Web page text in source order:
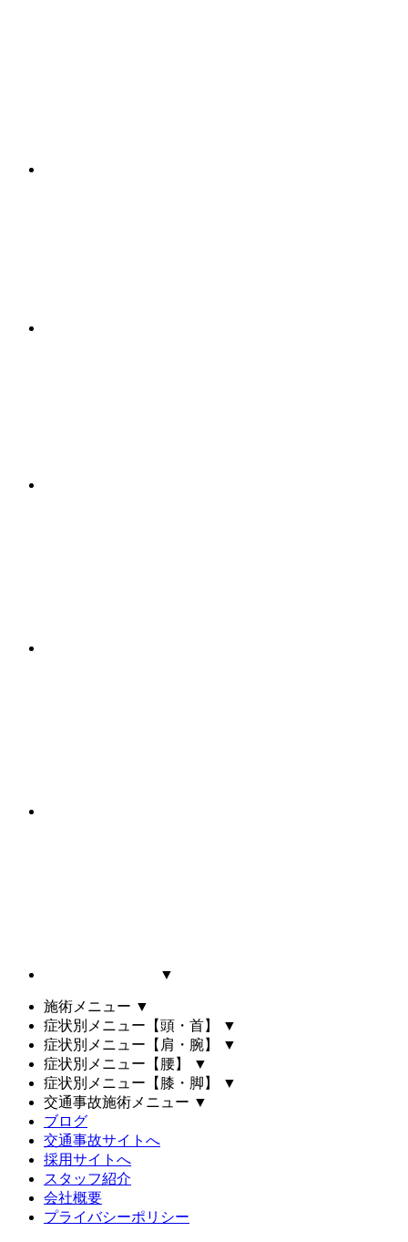
▼
施術メニュー ▼
症状別メニュー【頭・首】
▼
症状別メニュー【肩・腕】
▼
症状別メニュー【腰】
▼
症状別メニュー【膝・脚】
▼
交通事故施術メニュー ▼
ブログ
交通事故サイトへ
採用サイトへ
スタッフ紹介
会社概要
プライバシーポリシー